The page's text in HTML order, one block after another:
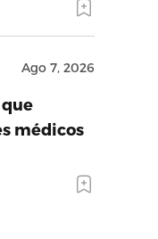
Ago 7, 2026
médicos